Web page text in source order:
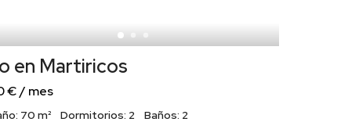
en Martiricos
€ / mes
70 m² Dormitorios: 2 Baños: 2